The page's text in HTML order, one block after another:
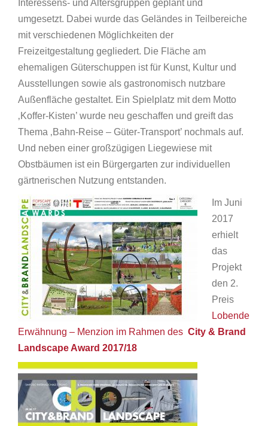
Interessens- und Altersgruppen geplant und
umgesetzt. Dabei wurde das Geländes in Teilbereiche
mit verschiedenen Möglichkeiten der
Freizeitgestaltung gegliedert. Die Fläche am
ehemaligen Güterschuppen ist für Kunst, Kultur und
Ausstellungen sowie als gastronomisch nutzbare
Außenfläche gestaltet. Ein Spielplatz mit dem Motto
‚Koffer-Kisten’ wurde neu geschaffen und greift das
Thema ‚Bahn-Reise – Güter-Transport’ nochmals auf.
Und neben einer großzügigen Liegewiese mit
Obstbäumen ist ein Bürgergarten zur individuellen
gärtnerischen Nutzung entstanden.
Im Juni
2017
erhielt
das
Projekt
den 2.
Preis
Lobende
Erwähnung – Menzion im Rahmen des City & Brand
Landscape Award 2017/18